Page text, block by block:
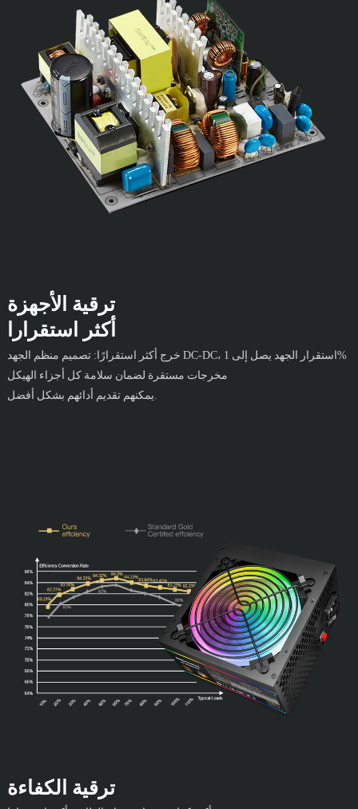
ترقية الأجهزة
أكثر استقرارا
خرج أكثر استقرارًا: تصميم منظم الجهد DC-DC، استقرار الجهد يصل إلى 1%
مخرجات مستقرة لضمان سلامة كل أجزاء الهيكل
ترقية الكفاءة